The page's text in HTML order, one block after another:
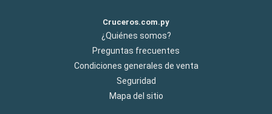
Cruceros.com.py
¿Quiénes somos?
Preguntas frecuentes
Condiciones generales de venta
Seguridad
Mapa del sitio